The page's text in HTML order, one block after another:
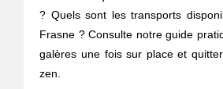
? Quels sont les transports
Frasne ? Consulte notre guide
galères une fois sur place et
zen.